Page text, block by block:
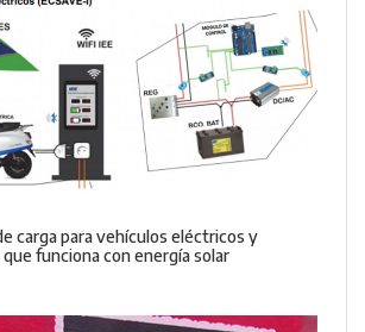
carga para vehículos eléctricos y
funciona con energía solar